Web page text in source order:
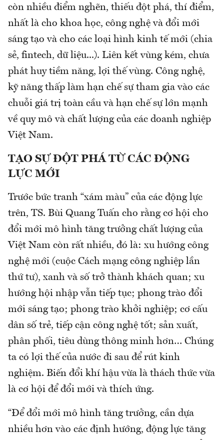
còn nhiều điểm nghẽn, thiếu đột phá, thí điểm,
nhất là cho khoa học, công nghệ và đổi mới
sáng tạo và cho các loại hình kinh tế mới (chia
sẻ, fintech, dữ liệu...). Liên kết vùng kém, chưa
phát huy tiềm năng, lợi thế vùng. Công nghệ,
kỹ năng thấp làm hạn chế sự tham gia vào các
chuỗi giá trị toàn cầu và hạn chế sự lớn mạnh
về quy mô và chất lượng của các doanh nghiệp
Việt Nam.
TẠO SỰ ĐỘT PHÁ TỪ CÁC ĐỘNG
LỰC MỚI
Trước bức tranh “xám màu” của các động lực
trên, TS. Bùi Quang Tuấn cho rằng cơ hội cho
đổi mới mô hình tăng trưởng chất lượng của
Việt Nam còn rất nhiều, đó là: xu hướng công
nghệ mới (cuộc Cách mạng công nghiệp lần
thứ tư), xanh và số trở thành khách quan; xu
hướng hội nhập vẫn tiếp tục; phong trào đổi
mới sáng tạo; phong trào khởi nghiệp; cơ cấu
dân số trẻ, tiếp cận công nghệ tốt; sản xuất,
phân phối, tiêu dùng thông minh hơn… Chúng
ta có lợi thế của nước đi sau để rút kinh
nghiệm. Biến đổi khí hậu vừa là thách thức vừa
là cơ hội để đổi mới và thích ứng.
“Để đổi mới mô hình tăng trưởng, cần dựa
nhiều hơn vào các định hướng, động lực tăng